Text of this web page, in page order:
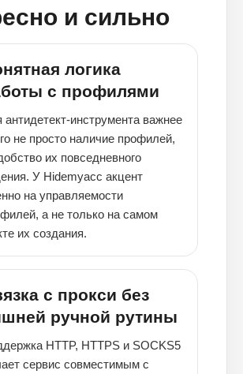
и сильно
логика
с профилями
антидетект-инструмента важнее
не просто наличие профилей,
их повседневного
У Hidemyacc акцент
на управляемости
а не только на самом
их создания.
с прокси без
ручной рутины
HTTP, HTTPS и SOCKS5
сервис совместимым с